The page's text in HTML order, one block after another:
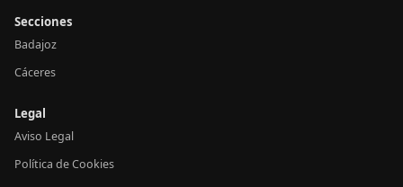
Secciones
Badajoz
Cáceres
Legal
Aviso Legal
Política de Cookies